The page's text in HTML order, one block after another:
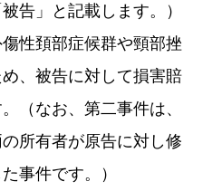
告」と記載します。）
性頚部症候群や頸部挫
、被告に対して損害賠
（なお、第二事件は、
所有者が原告に対し修
事件です。）